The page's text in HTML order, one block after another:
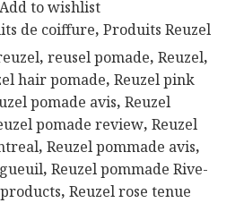
Add to wishlist
de coiffure, Produits Reuzel
, reusel pomade, Reuzel,
hair pomade, Reuzel pink
pomade avis, Reuzel
pomade review, Reuzel
, Reuzel pommade avis,
, Reuzel pommade Rive-
, Reuzel rose tenue